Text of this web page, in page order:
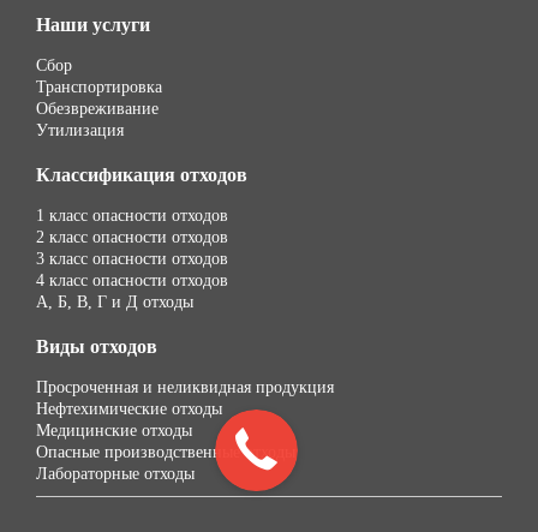
Наши услуги
Сбор
Транспортировка
Обезвреживание
Утилизация
Классификация отходов
1 класс опасности отходов
2 класс опасности отходов
3 класс опасности отходов
4 класс опасности отходов
А, Б, В, Г и Д отходы
Виды отходов
Просроченная и неликвидная продукция
Нефтехимические отходы
Медицинские отходы
Опасные производственные отходы
Лабораторные отходы